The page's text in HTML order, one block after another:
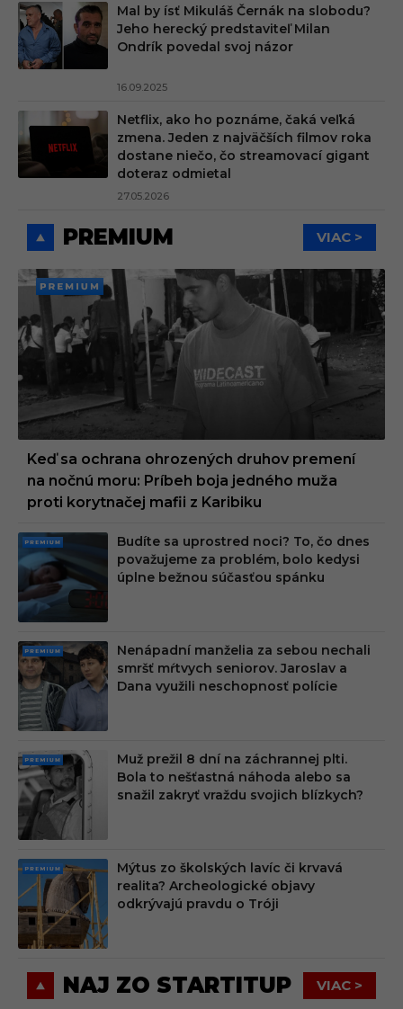
Mal by ísť Mikuláš Černák na slobodu?
Jeho herecký predstaviteľ Milan
Ondrík povedal svoj názor
16.09.2025
Netflix, ako ho poznáme, čaká veľká
zmena. Jeden z najväčších filmov roka
dostane niečo, čo streamovací gigant
doteraz odmietal
27.05.2026
PREMIUM VIAC >
PREMI
UM
Keď sa ochrana ohrozených druhov premení
na nočnú moru: Príbeh boja jedného muža
proti korytnačej mafii z Karibiku
PRE
MIU
M
Budíte sa uprostred noci? To, čo dnes
považujeme za problém, bolo kedysi
úplne bežnou súčasťou spánku
PRE
MIU
M
Nenápadní manželia za sebou nechali
smršť mŕtvych seniorov. Jaroslav a
Dana využili neschopnosť polície
PRE
MIU
M
Muž prežil 8 dní na záchrannej plti.
Bola to nešťastná náhoda alebo sa
snažil zakryť vraždu svojich blízkych?
PRE
MIU
M
Mýtus zo školských lavíc či krvavá
realita? Archeologické objavy
odkrývajú pravdu o Tróji
NAJ ZO STARTITUP VIAC >